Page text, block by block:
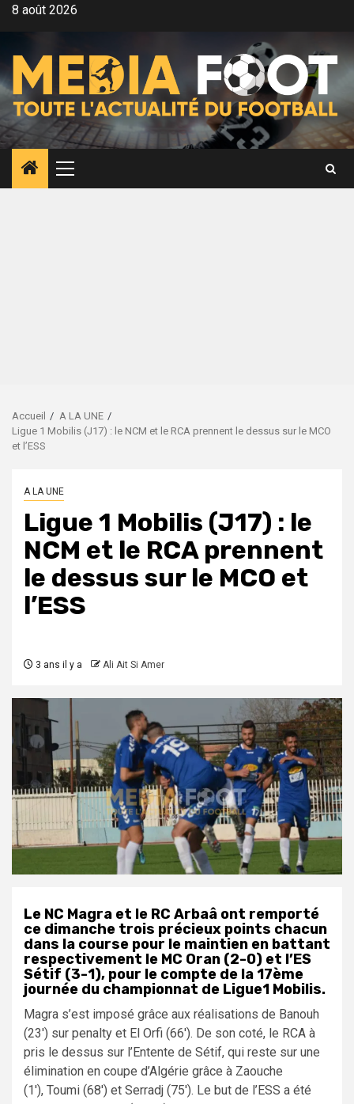
Aller8 août 2026
Menu
principal
Accueil
A LA UNE
Ligue 1 Mobilis (J17) : le NCM et le RCA prennent le dessus sur le MCO
et l’ESS
A LA UNE
Ligue 1 Mobilis (J17) : le
NCM et le RCA prennent
le dessus sur le MCO et
l’ESS
3 ans il y a Ali Ait Si Amer
Le NC Magra et le RC Arbaâ ont remporté
ce dimanche trois précieux points chacun
dans la course pour le maintien en battant
respectivement le MC Oran (2-0) et l’ES
Sétif (3-1), pour le compte de la 17ème
journée du championnat de Ligue1 Mobilis.
Magra s’est imposé grâce aux réalisations de Banouh
(23′) sur penalty et El Orfi (66′). De son coté, le RCA à
pris le dessus sur l’Entente de Sétif, qui reste sur une
élimination en coupe d’Algérie grâce à Zaouche
(1′), Toumi (68′) et Serradj (75′). Le but de l’ESS a été